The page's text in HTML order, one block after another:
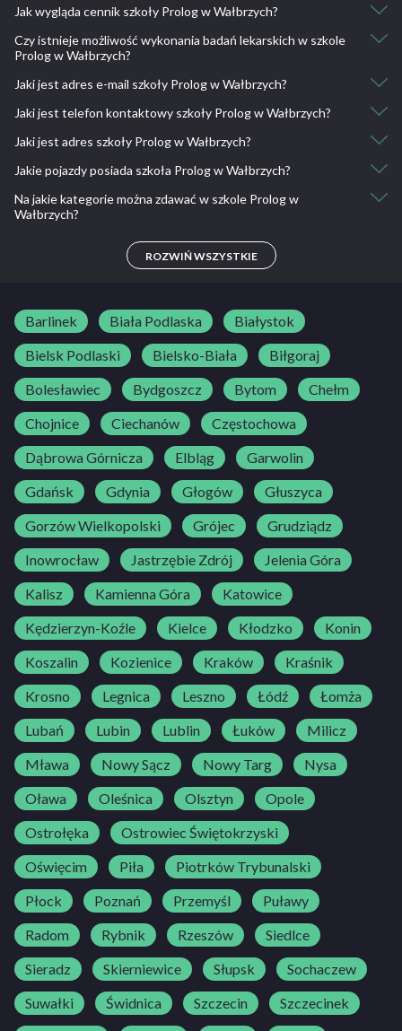
Jak wygląda cennik szkoły Prolog w Wałbrzych?
Kurs kat. B: 2100
Jazdy doszkalające kat. B: 70
Czy istnieje możliwość wykonania badań lekarskich w szkole
Prolog w Wałbrzych?
Nie, nie ma takiej możliwości.
Jaki jest adres e-mail szkoły Prolog w Wałbrzych?
poczta@szkolaprolog.pl
Jaki jest telefon kontaktowy szkoły Prolog w Wałbrzych?
510 250 796
Jaki jest adres szkoły Prolog w Wałbrzych?
ul. Broniewskiego 1B/28, 58-309 Wałbrzych
Jakie pojazdy posiada szkoła Prolog w Wałbrzych?
Toyota Yaris
Na jakie kategorie można zdawać w szkole Prolog w
Wałbrzych?
ROZWIŃ WSZYSTKIE
Barlinek Biała Podlaska
Białystok
Bielsk Podlaski
Bielsko-Biała
Biłgoraj
Bolesławiec
Bydgoszcz Bytom
Chełm
Chojnice
Ciechanów
Częstochowa
Dąbrowa Górnicza
Elbląg
Garwolin
Gdańsk
Gdynia Głogów
Głuszyca
Gorzów Wielkopolski
Grójec
Grudziądz
Inowrocław
Jastrzębie Zdrój
Jelenia Góra
Kalisz
Kamienna Góra
Katowice
Kędzierzyn-Koźle
Kielce Kłodzko
Konin
Koszalin
Kozienice Kraków
Kraśnik
Krosno
Legnica Leszno Łódź
Łomża
Lubań
Lubin Lublin Łuków
Milicz
Mława
Nowy Sącz Nowy Targ
Nysa
Oława
Oleśnica Olsztyn
Opole
Ostrołęka
Ostrowiec Świętokrzyski
Oświęcim
Piła
Piotrków Trybunalski
Płock
Poznań Przemyśl
Puławy
Radom
Rybnik Rzeszów
Siedlce
Sieradz
Skierniewice Słupsk
Sochaczew
Suwałki
Świdnica Szczecin
Szczecinek